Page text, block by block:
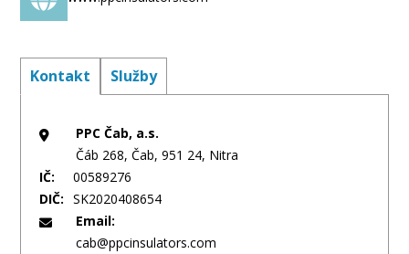
Kontakt Služby
PPC Čab, a.s.
Čáb 268, Čab, 951 24, Nitra
IČ:
00589276
DIČ:
SK2020408654
Email:
cab@ppcinsulators.com